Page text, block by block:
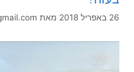
26 באפריל 2018 מאת